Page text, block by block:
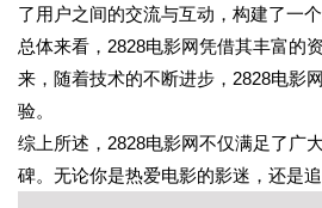
了用户之间的交流与互动，构建了一
总体来看，2828电影网凭借其丰富的
来，随着技术的不断进步，2828电影
验。
综上所述，2828电影网不仅满足了广
碑。无论你是热爱电影的影迷，还是